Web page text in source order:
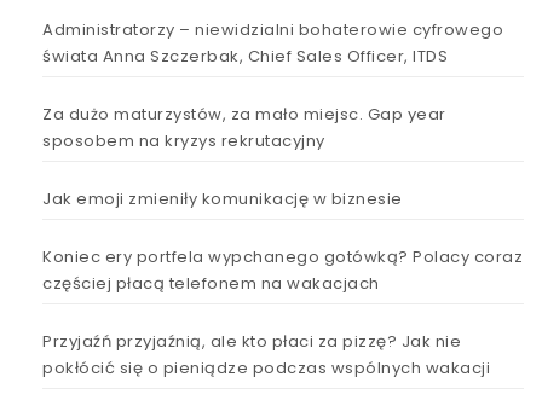
Administratorzy – niewidzialni bohaterowie cyfrowego
świata Anna Szczerbak, Chief Sales Officer, ITDS
Za dużo maturzystów, za mało miejsc. Gap year
sposobem na kryzys rekrutacyjny
Jak emoji zmieniły komunikację w biznesie
Koniec ery portfela wypchanego gotówką? Polacy coraz
częściej płacą telefonem na wakacjach
Przyjaźń przyjaźnią, ale kto płaci za pizzę? Jak nie
pokłócić się o pieniądze podczas wspólnych wakacji